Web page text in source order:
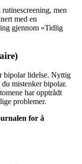
men
med en
gjennom «Tidlig
bipolar lidelse. Nyttig
mistenker bipolar.
har opptrådt
problemer.
for å